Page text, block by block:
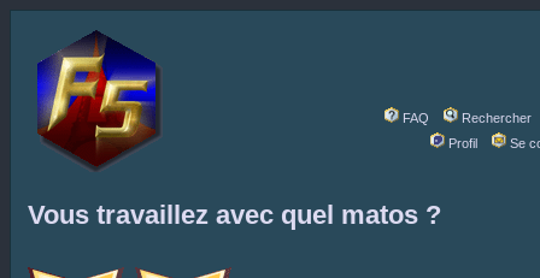
FAQ
Rechercher
Profil
Se
Vous travaillez avec quel matos ?